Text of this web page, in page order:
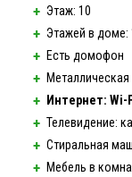
Этаж: 10
Этажей в доме:
Есть домофон
Металлическая
Интернет: Wi-
Телевидение:
Стиральная
Мебель в